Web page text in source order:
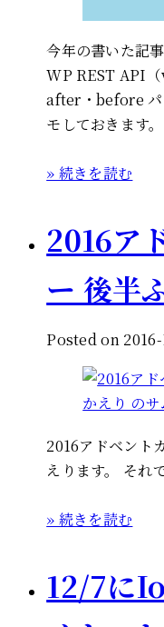
今年の書いた記
WP REST API
after・before パ
モしておきます。
» 続きを読む
2016ア
ー 後半
Posted on
2016アドベント
えります。 それ
» 続きを読む
12/7に